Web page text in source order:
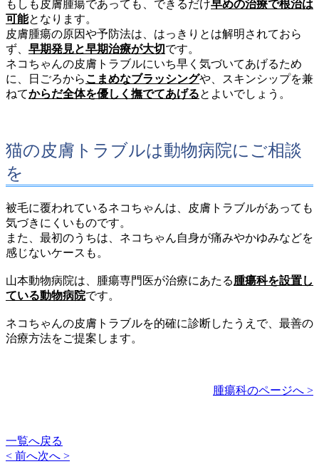
もしも皮膚腫瘍であっても、できるだけ早めの治療で根治は
可能となります。
皮膚腫瘍の原因や予防法は、はっきりとは解明されておら
ず、 早期発見と早期治療が大切です。
ネコちゃんの皮膚トラブルにいち早く気づいてあげるため
に、日ごろからこまめなブラッシングや、スキンシップを兼
ねてからだ全体を優しく撫でてあげるとよいでしょう。
猫の皮膚トラブルは動物病院にご相談
を
被毛に覆われているネコちゃんは、皮膚トラブルがあっても
気づきにくいものです。
また、最初のうちは、ネコちゃん自身が痛みやかゆみなどを
感じないケースも。
山本動物病院は、腫瘍専門医が治療にあたる腫瘍科を設置し
ている動物病院です。
ネコちゃんの皮膚トラブルを的確に診断したうえで、最善の
治療方法をご提案します。
腫瘍科のページへ >
一覧へ戻る
< 前へ次へ >